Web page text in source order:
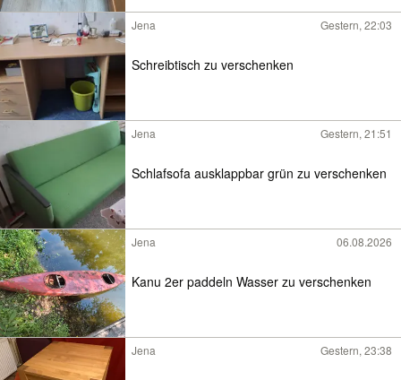
Jena Gestern, 22:03
Schreibtisch zu verschenken
Jena Gestern, 21:51
Schlafsofa ausklappbar grün zu verschenken
Jena 06.08.2026
Kanu 2er paddeln Wasser zu verschenken
Jena Gestern, 23:38